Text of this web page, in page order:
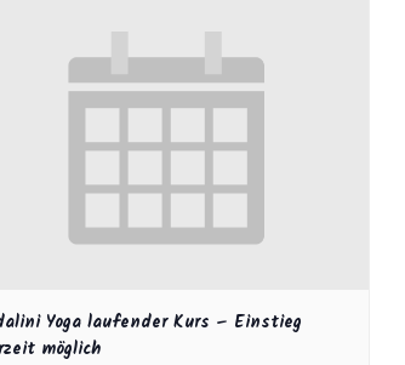
Yoga laufender Kurs – Einstieg
möglich